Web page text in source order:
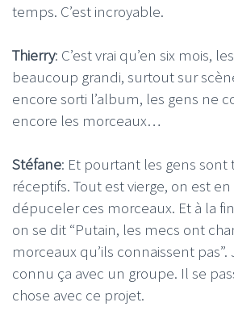
temps. C’est incroyable.
Thierry: C’est vrai qu’en six mois,
beaucoup grandi, surtout sur
encore sorti l’album, les gens ne
encore les morceaux…
Stéfane: Et pourtant les gens
réceptifs. Tout est vierge, on est
dépuceler ces morceaux. Et à la
on se dit “Putain, les mecs ont
morceaux qu’ils connaissent pas”.
connu ça avec un groupe. Il se
chose avec ce projet.